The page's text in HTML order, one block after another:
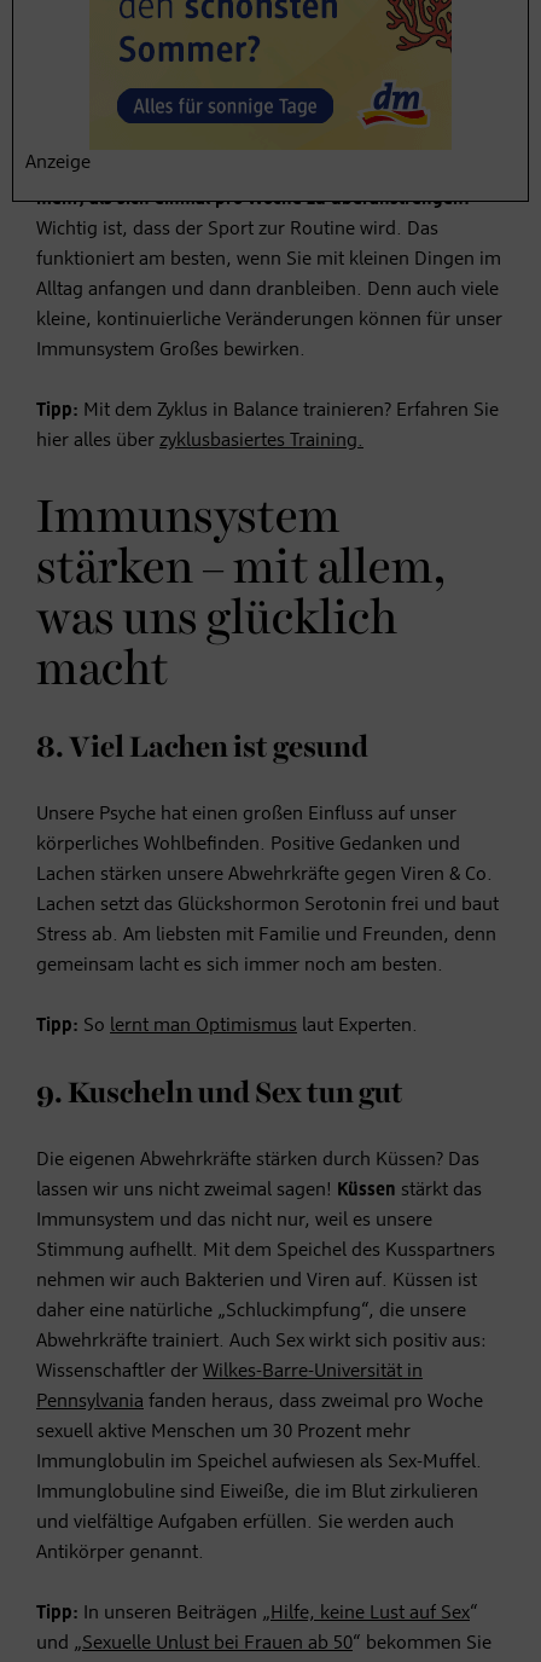
Durchblutung im Blutkreislauf schneller dorthin
gelangen, wo sie gebraucht werden. Dabei sollte man
da dies das
Immunsystem eher schwächt als stärkt, weil der Körper
„Regelmäßig kleine Workouts einzulegen, bringt viel
mehr, als sich einmal pro Woche zu überanstrengen.“
Wichtig ist, dass der Sport zur Routine wird. Das
funktioniert am besten, wenn Sie mit kleinen Dingen im
Alltag anfangen und dann dranbleiben. Denn auch viele
kleine, kontinuierliche Veränderungen können für unser
Immunsystem Großes bewirken.
Tipp: Mit dem Zyklus in Balance trainieren? Erfahren Sie
hier alles über zyklusbasiertes Training.
Immunsystem
stärken – mit allem,
was uns glücklich
macht
8. Viel Lachen ist gesund
Unsere Psyche hat einen großen Einfluss auf unser
körperliches Wohlbefinden. Positive Gedanken und
Lachen stärken unsere Abwehrkräfte gegen Viren & Co.
Lachen setzt das Glückshormon Serotonin frei und baut
Stress ab. Am liebsten mit Familie und Freunden, denn
gemeinsam lacht es sich immer noch am besten.
Tipp: So lernt man Optimismus laut Experten.
9. Kuscheln und Sex tun gut
Die eigenen Abwehrkräfte stärken durch Küssen? Das
lassen wir uns nicht zweimal sagen! Küssen stärkt das
Immunsystem und das nicht nur, weil es unsere
Stimmung aufhellt. Mit dem Speichel des Kusspartners
nehmen wir auch Bakterien und Viren auf. Küssen ist
daher eine natürliche „Schluckimpfung“, die unsere
Abwehrkräfte trainiert. Auch Sex wirkt sich positiv aus:
Wissenschaftler der Wilkes-Barre-Universität in
Pennsylvania fanden heraus, dass zweimal pro Woche
sexuell aktive Menschen um 30 Prozent mehr
Immunglobulin im Speichel aufwiesen als Sex-Muffel.
Immunglobuline sind Eiweiße, die im Blut zirkulieren
und vielfältige Aufgaben erfüllen. Sie werden auch
Antikörper genannt.
Tipp: In unseren Beiträgen „ Hilfe, keine Lust auf Sex“
und „Sexuelle Unlust bei Frauen ab 50“ bekommen Sie
Anzeige